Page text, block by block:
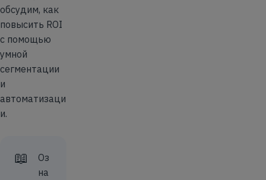
обсудим, как
повысить ROI
с помощью
умной
сегментации
и
автоматизаци
и.
📖
Оз
на